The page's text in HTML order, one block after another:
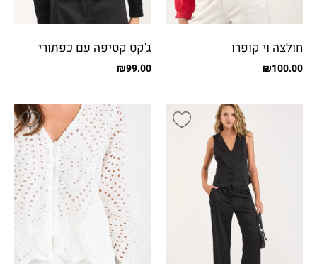
חולצה וי קופרו
₪100.00
ג’קט קטיפה עם כפתורי
יהלום₪99.00